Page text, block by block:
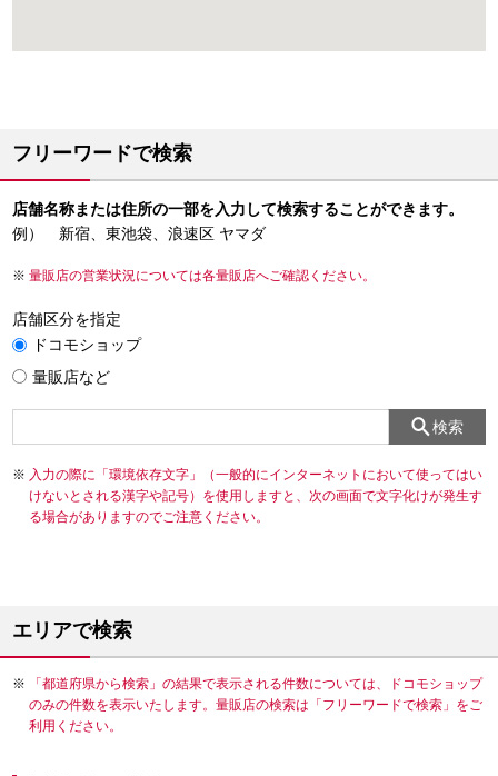
フリーワードで検索
店舗名称または住所の一部を入力して検索することができます。
例） 新宿、東池袋、浪速区 ヤマダ
量販店の営業状況については各量販店へご確認ください。
店舗区分を指定
ドコモショップ
量販店など
検索
入力の際に「環境依存文字」（一般的にインターネットにおいて使ってはい
けないとされる漢字や記号）を使用しますと、次の画面で文字化けが発生す
る場合がありますのでご注意ください。
エリアで検索
「都道府県から検索」の結果で表示される件数については、ドコモショップ
のみの件数を表示いたします。量販店の検索は「フリーワードで検索」をご
利用ください。